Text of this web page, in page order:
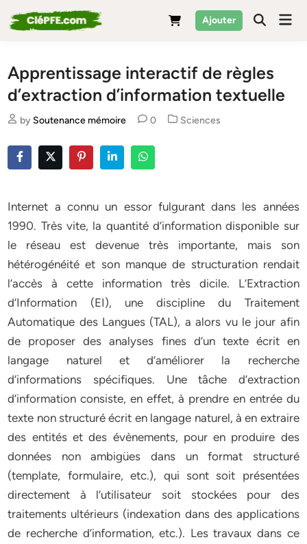
to
Ajouter
Apprentissage interactif de règles
d’extraction d’information textuelle
by Soutenance mémoire 0
Posted
Sciences
Internet a connu un essor fulgurant dans les années
1990. Très vite, la quantité d’information disponible sur
le réseau est devenue très importante, mais son
hétérogénéité et son manque de structuration rendait
l’accès à cette information très dicile. L’Extraction
d’Information (EI), une discipline du Traitement
Automatique des Langues (TAL), a alors vu le jour afin
de proposer des analyses fines d’un texte écrit en
langage naturel et d’améliorer la recherche
d’informations spécifiques. Une tâche d’extraction
d’information consiste, en effet, à prendre en entrée du
texte non structuré écrit en langage naturel, à en extraire
des entités et des évènements, pour en produire des
données non ambigües dans un format structuré
(template, formulaire, etc.), qui sont soit présentées
directement à l’utilisateur soit stockées pour des
traitements ultérieurs (indexation dans des applications
de recherche d’information, etc.). Les travaux dans ce